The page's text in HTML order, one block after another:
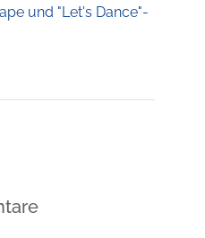
und "Let's Dance"-